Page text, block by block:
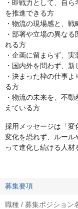
・即戦力として、自
を推進できる方
・物流の現場感と、
・部署や立場の異な
れる方
・企画に留まらず、
・国内外を問わず、
・決まった枠の仕事
る方
・物流の未来を、不
えている方
採用メッセージは「変
変化を恐れず、ルール
って進化し続ける人材
募集要項
職種 / 募集ポジション